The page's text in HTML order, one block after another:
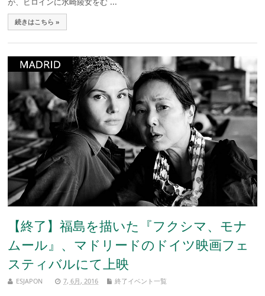
続きはこちら »
【終了】福島を描いた『フクシマ、モナ
ムール』、マドリードのドイツ映画フェ
スティバルにて上映
ESJAPON 7, 6月, 2016 終了イベント一覧